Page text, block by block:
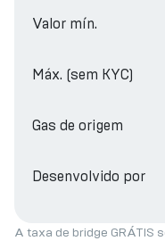
Valor mín.
Máx. (sem KYC)
Gas de origem
Desenvolvido por
A taxa de bridge GRÁTIS